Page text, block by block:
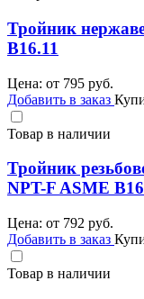
Тройник
B16.11
Цена: от 795 руб.
Добавить в заказ
Товар в наличии
Тройник
NPT-F ASME
Цена: от 792 руб.
Добавить в заказ
Товар в наличии